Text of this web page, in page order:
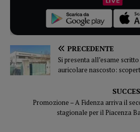
PRECEDENTE
Si presenta all’esame
auricolare nascosto:
Promozione – A Fidenza arriva il
stagionale per il Piacenza